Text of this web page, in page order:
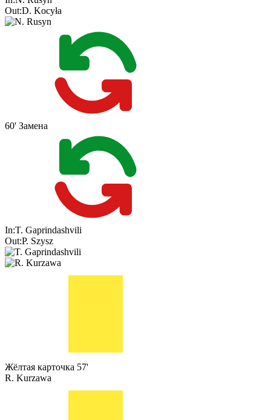
Out:D. Kocyła
60' Замена
In:T. Gaprindashvili
Out:P. Szysz
Жёлтая карточка 57'
R. Kurzawa